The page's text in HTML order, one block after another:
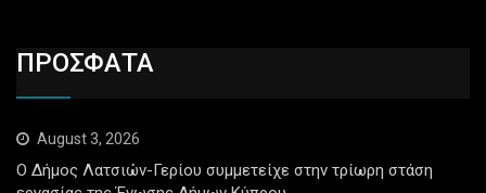
ΠΡΟΣΦΑΤΑ
August 3, 2026
Ο Δήμος Λατσιών-Γερίου συμμετείχε στην τρίωρη στάση